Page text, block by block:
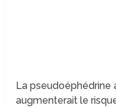
La pseudoéphédrine
augmenterait le